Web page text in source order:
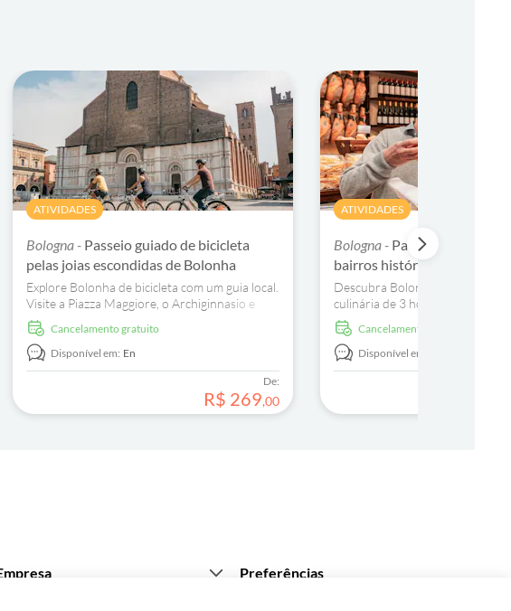
ATIVIDADES
Bologna - Passeio guiado de bicicleta
pelas joias escondidas de Bolonha
Explore Bolonha de bicicleta com um guia local.
Visite a Piazza Maggiore, o Archiginnasio e
descubra a rede secreta de canais da cidade.
Cancelamento gratuito
Disponível em: En
De:
R$ 269,00
ATIVIDADES
Bologna - Passeio
bairros históricos de
Descubra Bolonha durante
culinária de 3 horas. Saboreie
tradicionais, Parmigiano
e vinhos locais.
Cancelamento gratuito
Disponível em:
Preferências